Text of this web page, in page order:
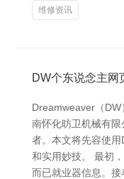
维修资讯
DW个东说念主网
Dreamweaver（
南怀化昉卫机械有
者。本文将先容使
和实用妙技。 最初
而已就业器信息。